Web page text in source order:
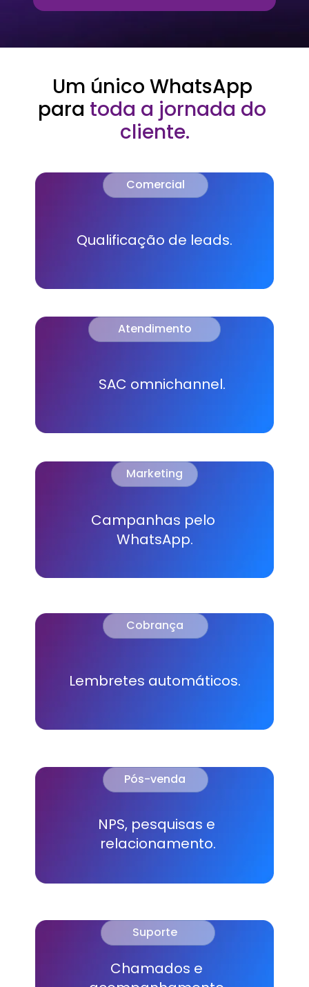
Um único WhatsApp
para toda a jornada do
cliente.
Marketing
Comercial
Atendimento
Campanhas pelo
WhatsApp.
SAC omnichannel.
Qualificação de leads.
Suporte
Pós-venda
Cobrança
Lembretes automáticos.
NPS, pesquisas e
relacionamento.
Chamados e